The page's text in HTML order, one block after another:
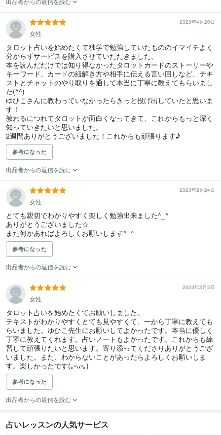
2023年4月20日
女性
タロット占いを始めたくて独学で勉強していたもののイマイチよく
分からずサービスを購入させていただきました。
本を読んだだけでは知り得なかったタロットカードのストーリーや
キーワード、カードの紐解き方や相手に伝える言い回しなど、テキ
ストとチャットのやり取りを通して本当に丁寧に教えてもらいまし
た(^^)
ゆひこさんに教わっていなかったらきっと投げ出していたと思いま
す！
教わるにつれてタロットが面白くなってきて、これからもっと深く
知っていきたいと思いました。
2週間ありがとうございました！これからも頑張ります♪
参考になった
出品者からの返信を読む
2023年2月24日
女性
とても親切でわかりやすく楽しく勉強出来ました^_^
ありがとうございました☆
また何かあればよろしくお願いします^_^
参考になった
出品者からの返信を読む
2023年2月5日
女性
タロット占いを始めたくてお願いしました。
テキストがわかりやすくとても見やすくて、一から丁寧に教えても
らいました。ゆひこ先生にお願いしてよかったです。本当に優しく
丁寧に教えてくれます。占いノートもよかったです。これからも練
習して頑張りたいと思います。寄り添ってくださりありがとうござ
いました。また、わからないことがあったらよろしくお願いしま
す。楽しかったです(｡ᵕᴗᵕ｡)
参考になった
出品者からの返信を読む
占いレッスンの人気サービス